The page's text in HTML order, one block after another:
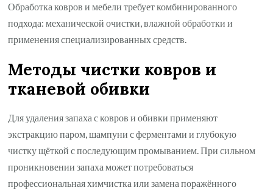
Обработка ковров и мебели требует комбинированного
подхода: механической очистки, влажной обработки и
применения специализированных средств.
Методы чистки ковров и
тканевой обивки
Для удаления запаха с ковров и обивки применяют
экстракцию паром, шампуни с ферментами и глубокую
чистку щёткой с последующим промыванием. При сильном
проникновении запаха может потребоваться
профессиональная химчистка или замена поражённого